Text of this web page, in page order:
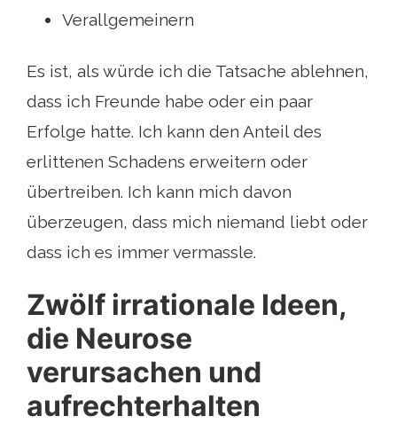
Verallgemeinern
Es ist, als würde ich die Tatsache ablehnen,
dass ich Freunde habe oder ein paar
Erfolge hatte. Ich kann den Anteil des
erlittenen Schadens erweitern oder
übertreiben. Ich kann mich davon
überzeugen, dass mich niemand liebt oder
dass ich es immer vermassle.
Zwölf irrationale Ideen,
die Neurose
verursachen und
aufrechterhalten